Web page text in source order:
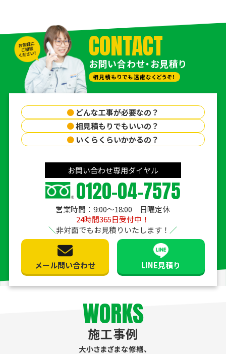
CONTACT
お問い合わせ・お見積り
相見積もりでも遠慮なくどうぞ！
● どんな工事が必要なの？
●相見積もりでもいいの？
● いくらくらいかかるの？
お問い合わせ専用ダイヤル
0120-04-7575
営業時間：9:00〜18:00 日曜定休
24時間365日受付中！
非対面でもお見積りいたします！
メール問い合わせ LINE見積り
WORKS
施工事例
大小さまざまな修繕、